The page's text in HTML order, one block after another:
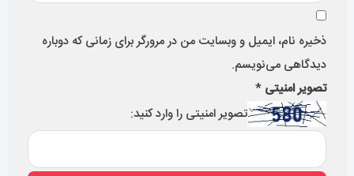
ذخیره نام، ایمیل و وبسایت من در مرورگر برای زمانی که دوباره
دیدگاهی می‌نویسم.
تصویر امنیتی *
تصویر امنیتی را وارد کنید: